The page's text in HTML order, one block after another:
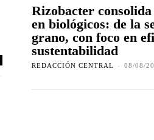
Rizobacter
en biológicos: de la
grano, con foco en
sustentabilidad
REDACCIÓN CENTRAL - 08/08/